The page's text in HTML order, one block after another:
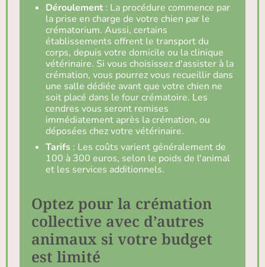
Déroulement : La procédure commence par
la prise en charge de votre chien par le
crématorium. Aussi, certains
établissements offrent le transport du
corps, depuis votre domicile ou la clinique
vétérinaire. Si vous choisissez d'assister à la
crémation, vous pourrez vous recueillir dans
une salle dédiée avant que votre chien ne
soit placé dans le four crématoire. Les
cendres vous seront remises
immédiatement après la crémation, ou
déposées chez votre vétérinaire.
Tarifs : Les coûts varient généralement de
100 à 300 euros, selon le poids de l'animal
et les services additionnels.
Optez pour la crémation
collective avec d’autres
animaux si votre budget
est limité